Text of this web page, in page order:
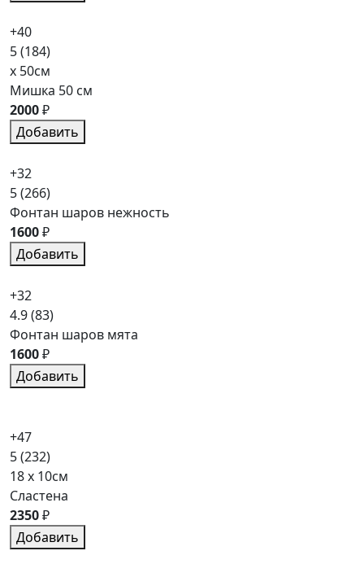
+40
5(184)
x 50см
Мишка 50 см
2000₽
Добавить
+32
5(266)
Фонтан шаров нежность
1600₽
Добавить
+32
4.9(83)
Фонтан шаров мята
1600₽
Добавить
+47
5(232)
18 x 10см
Сластена
2350₽
Добавить